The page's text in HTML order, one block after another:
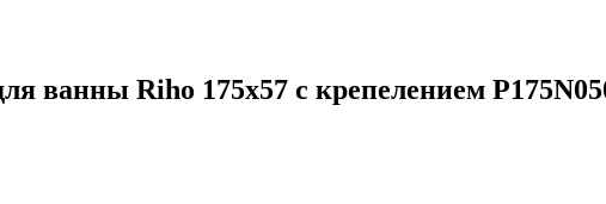
ванны Riho 175x57 с крепелением